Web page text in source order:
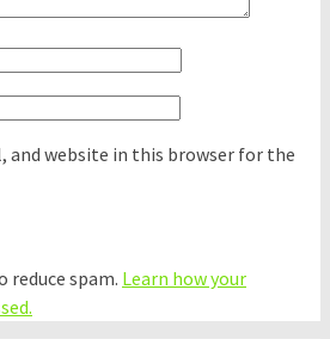
and website in this browser for the
reduce spam. Learn how your